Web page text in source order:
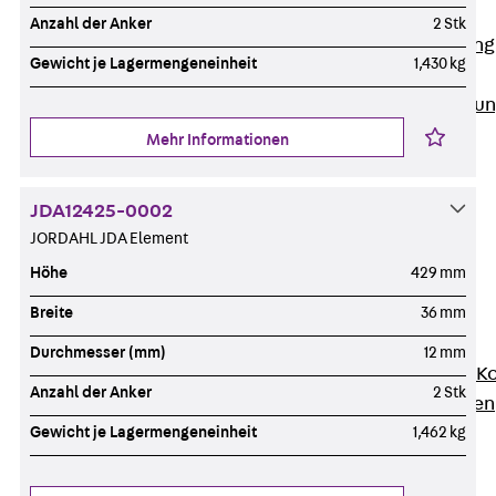
Anwendungsgebiete
Zurück
Industrieanlagen
Bodengeführte
Rechenzentrum
Services
Beratung, Planung,
Individuelle Lösungen
Anzahl der Anker 2 Stk
Gewicht je Lagermengeneinheit 1,430 kg
Mehr Informationen
JDA12425-0002
JORDAHL JDA Element
Höhe 429 mm
Breite 36 mm
Durchmesser (mm) 12 mm
Anzahl der Anker 2 Stk
Gewicht je Lagermengeneinheit 1,462 kg